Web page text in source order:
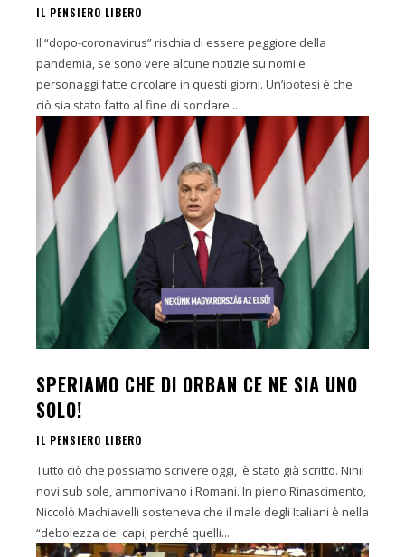
IL PENSIERO LIBERO
Il “dopo-coronavirus” rischia di essere peggiore della
pandemia, se sono vere alcune notizie su nomi e
personaggi fatte circolare in questi giorni. Un’ipotesi è che
ciò sia stato fatto al fine di sondare...
SPERIAMO CHE DI ORBAN CE NE SIA UNO
SOLO!
IL PENSIERO LIBERO
Tutto ciò che possiamo scrivere oggi, è stato già scritto. Nihil
novi sub sole, ammonivano i Romani. In pieno Rinascimento,
Niccolò Machiavelli sosteneva che il male degli Italiani è nella
“debolezza dei capi; perché quelli...